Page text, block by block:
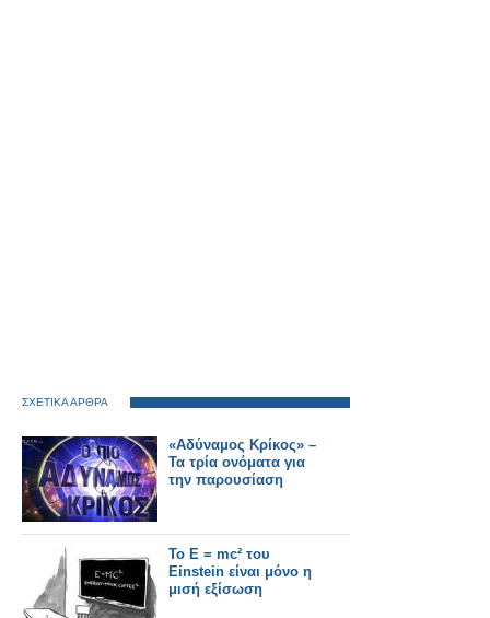
ΣΧΕΤΙΚΑ ΑΡΘΡΑ
«Αδύναμος Κρίκος» –
Τα τρία ονόματα για
την παρουσίαση
Το E = mc² του
Einstein είναι μόνο η
μισή εξίσωση